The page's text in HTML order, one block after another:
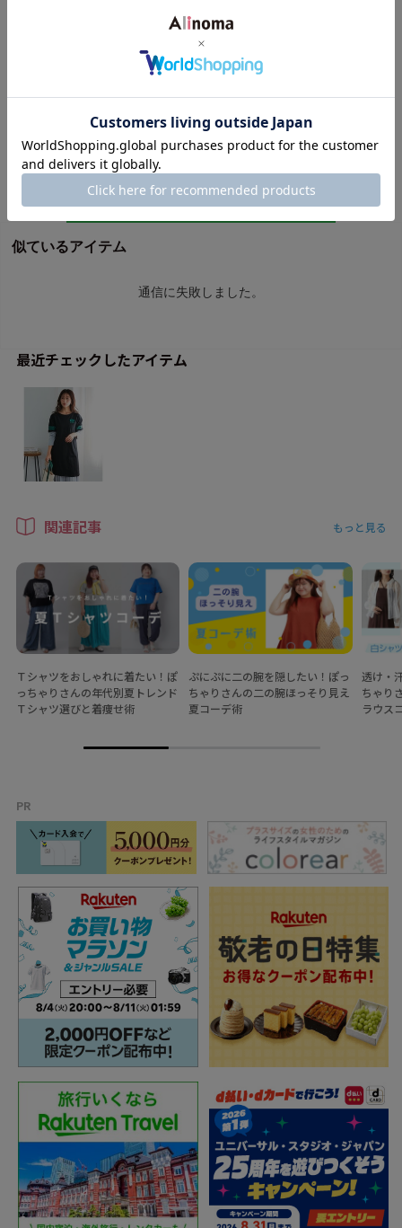
最近チェックしたアイテム
関連記事 もっと見る
Ｔシャツをおしゃれに着たい！ぽ
っちゃりさんの年代別夏トレンド
Ｔシャツ選びと着痩せ術
ぷにぷに二の腕を隠したい！ぽっ
ちゃりさんの二の腕ほっそり見え
夏コーデ術
透け・
ちゃり
ラウス
PR